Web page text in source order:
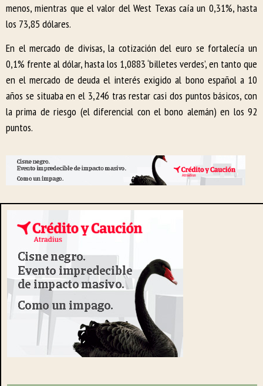
menos, mientras que el valor del West Texas caía un 0,31%, hasta
los 73,85 dólares.
En el mercado de divisas, la cotización del euro se fortalecía un
0,1% frente al dólar, hasta los 1,0883 ‘billetes verdes’, en tanto que
en el mercado de deuda el interés exigido al bono español a 10
años se situaba en el 3,246 tras restar casi dos puntos básicos, con
la prima de riesgo (el diferencial con el bono alemán) en los 92
puntos.